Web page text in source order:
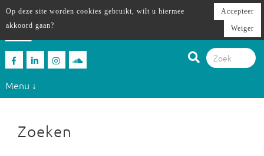
Menu ↓
Zoeken
Op deze site worden cookies gebruikt, wilt u hiermee
akkoord gaan?
Accepteer
Weiger